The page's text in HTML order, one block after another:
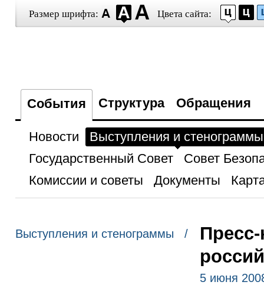
Размер шрифта: Цвета сайта:
События Структура Обращения
Новости
Выступления и стенограммы
Государственный Совет
Совет
Комиссии и советы
Документы
Выступления и стенограммы /
5 июня